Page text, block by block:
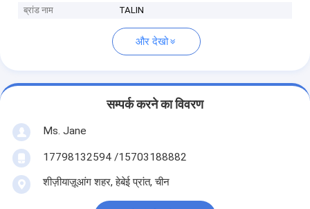
ब्रांड नाम
TALIN
और देखो
सम्पर्क करने का विवरण
Ms. Jane
17798132594 /15703188882
शीज़ीयाज़ूआंग शहर, हेबेई प्रांत, चीन